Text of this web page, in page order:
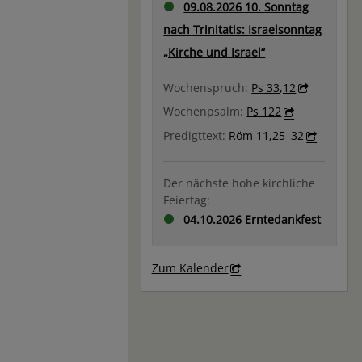
09.08.2026 10. Sonntag
nach Trinitatis: Israelsonntag
„Kirche und Israel“
Wochenspruch: Ps 33,12
Wochenpsalm: Ps 122
Predigttext: Röm 11,25–32
Der nächste hohe kirchliche
Feiertag:
04.10.2026 Erntedankfest
Zum Kalender